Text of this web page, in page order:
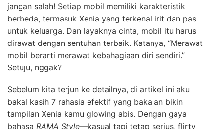
jangan salah! Setiap mobil memiliki karakteristik
berbeda, termasuk Xenia yang terkenal irit dan pas
untuk keluarga. Dan layaknya cinta, mobil itu harus
dirawat dengan sentuhan terbaik. Katanya, “Merawat
mobil berarti merawat kebahagiaan diri sendiri.”
Setuju, nggak?
Sebelum kita terjun ke detailnya, di artikel ini aku
bakal kasih 7 rahasia efektif yang bakalan bikin
tampilan Xenia kamu glowing abis. Dengan gaya
bahasa RAMA Style—kasual tapi tetap serius, flirty